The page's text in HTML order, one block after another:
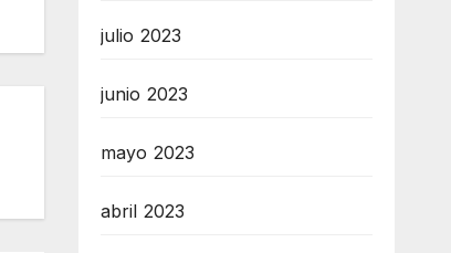
julio 2023
junio 2023
mayo 2023
abril 2023